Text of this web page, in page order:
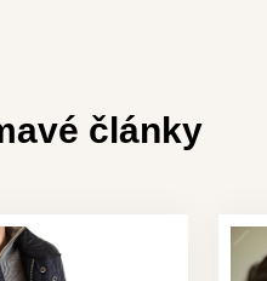
články